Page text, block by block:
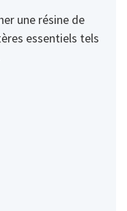
une résine de
essentiels tels